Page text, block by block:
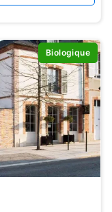
Biologique